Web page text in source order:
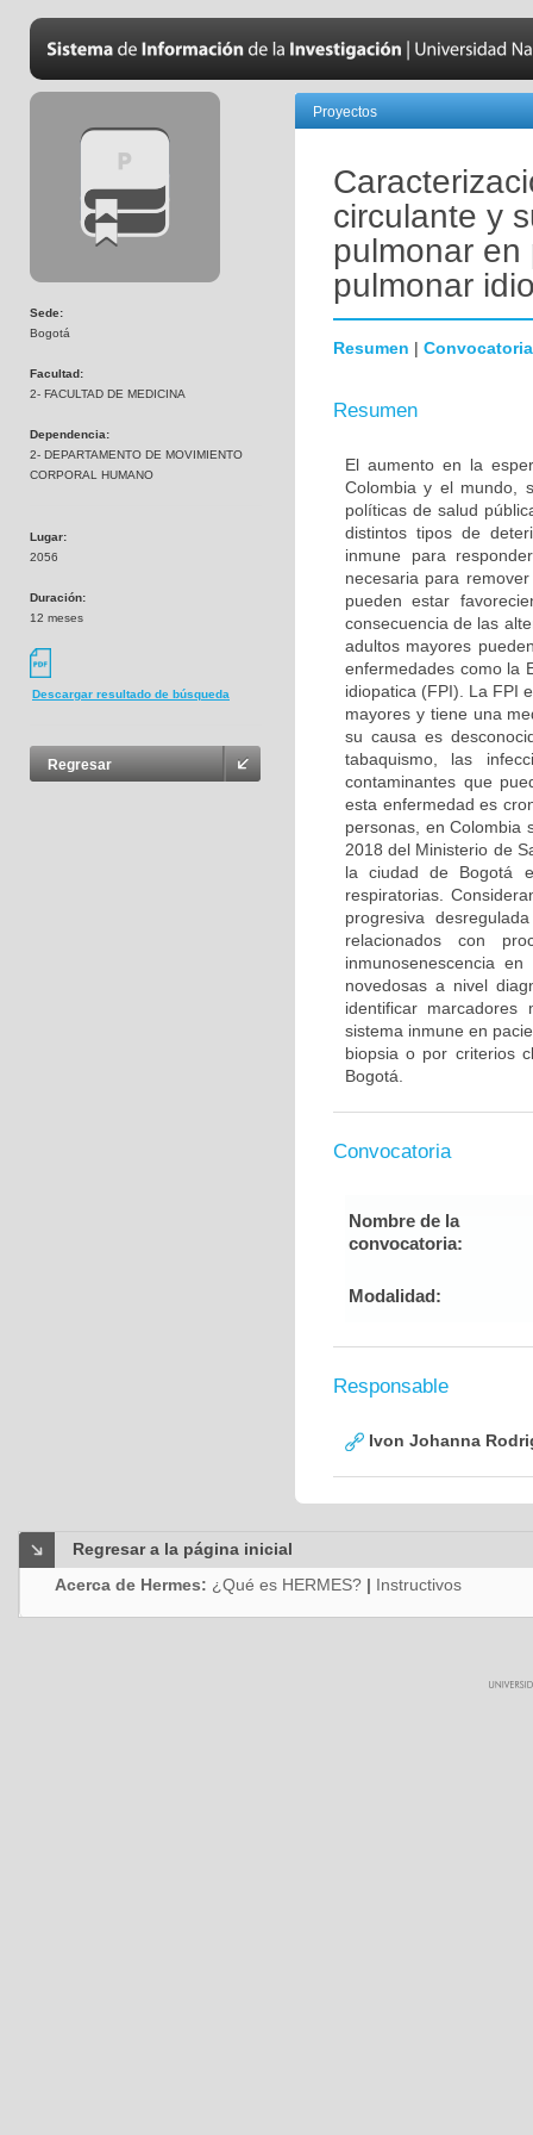
Sede:
Bogotá
Facultad:
2- FACULTAD DE MEDICINA
Dependencia:
2- DEPARTAMENTO DE MOVIMIENTO
CORPORAL HUMANO
Lugar:
2056
Duración:
12 meses
Descargar resultado de búsqueda
Regresar
Proyectos
circulante y
pulmonar en
pulmonar
Resumen | Convocatoria
Resumen
El aumento en la
Colombia y el mundo,
políticas de salud
distintos tipos de
inmune para
necesaria para
pueden estar
consecuencia de las
adultos mayores
enfermedades como la
idiopatica (FPI). La FPI
mayores y tiene una
su causa es
tabaquismo, las
contaminantes que
esta enfermedad es
personas, en Colombia
2018 del Ministerio de
la ciudad de Bogotá
respiratorias.
progresiva
relacionados con
inmunosenescencia
novedosas a nivel
identificar marcadores
sistema inmune en
biopsia o por criterios
Bogotá.
Convocatoria
Nombre de la
convocatoria:
Modalidad:
Responsable
Ivon Johanna
Regresar a la página inicial
Acerca de Hermes: ¿Qué es HERMES? | Instructivos